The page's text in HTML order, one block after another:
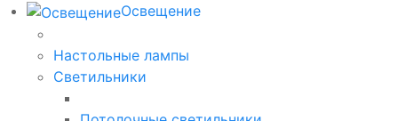
Освещение
Настольные лампы
Светильники